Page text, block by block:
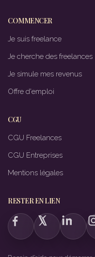
COMMENCER
Je suis freelance
Je cherche des freelances
Je simule mes revenus
Offre d'emploi
CGU
CGU Freelances
CGU Entreprises
Mentions légales
RESTER EN LIEN